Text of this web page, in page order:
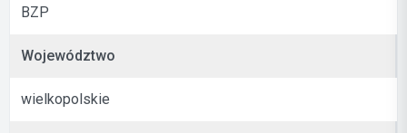
BZP
Województwo
wielkopolskie